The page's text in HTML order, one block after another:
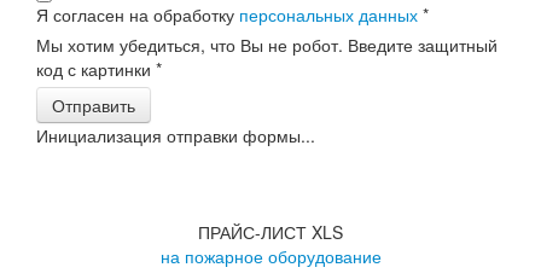
Я согласен на обработку персональных данных *
Мы хотим убедиться, что Вы не робот. Введите защитный
код с картинки *
Отправить
Инициализация отправки формы...
ПРАЙС-ЛИСТ XLS
на пожарное оборудование